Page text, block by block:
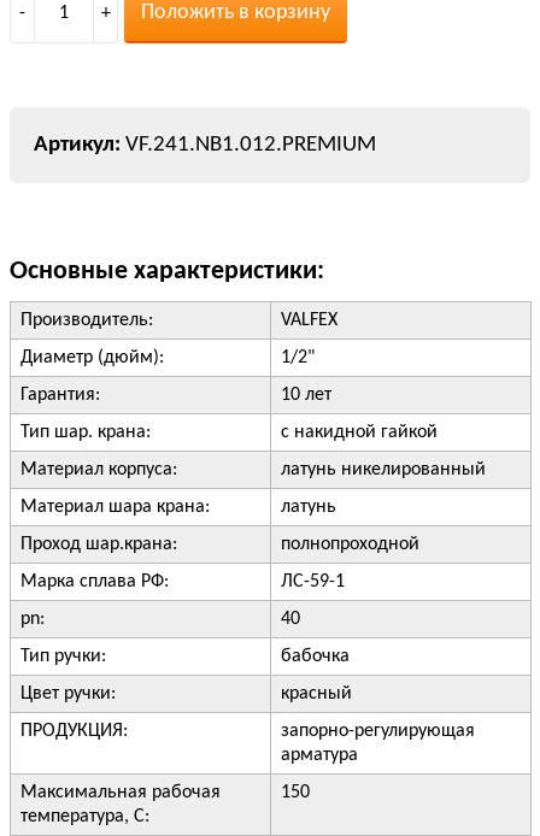
- 1 + Положить в корзину
VF.241.NB1.012.PREMIUM
Основные характеристики:
Производитель:
VALFEX
Диаметр (дюйм):
1/2"
Гарантия:
10 лет
Тип шар. крана:
с накидной гайкой
Материал корпуса:
латунь никелированный
Материал шара крана:
латунь
Проход шар.крана:
полнопроходной
Марка сплава РФ:
ЛС-59-1
pn:
40
Тип ручки:
бабочка
Цвет ручки:
красный
ПРОДУКЦИЯ:
запорно-регулирующая
арматура
Максимальная рабочая
температура, С:
150